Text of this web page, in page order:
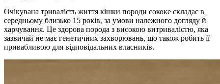
Очікувана тривалість життя кішки породи сококе складає в
середньому близько 15 років, за умови належного догляду й
харчування. Це здорова порода з високою витривалістю, яка
зазвичай не має генетичних захворювань, що також робить її
привабливою для відповідальних власників.